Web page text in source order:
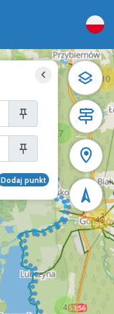
7
4
10
43
Dodaj punkt